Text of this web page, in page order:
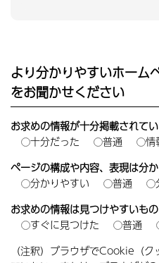
より分かりやすいホーム
をお聞かせください
お求めの情報が十分掲載されて
十分だった
普通
情
ページの構成や内容、表現は分
分かりやすい
普通
お求めの情報は見つけやすいも
すぐに見つけた
普通
（注釈）ブラウザでCookie（